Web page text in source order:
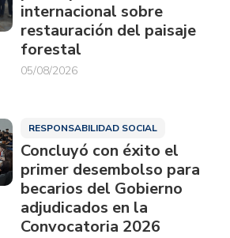
internacional sobre
restauración del paisaje
forestal
05/08/2026
RESPONSABILIDAD SOCIAL
Concluyó con éxito el
primer desembolso para
becarios del Gobierno
adjudicados en la
Convocatoria 2026